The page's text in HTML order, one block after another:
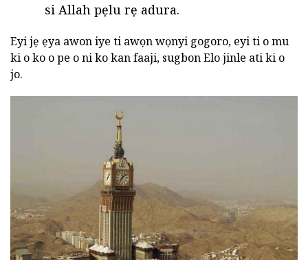
si Allah pẹlu rẹ adura.
Eyi jẹ ẹya awon iye ti awọn wọnyi gogoro, eyi ti o mu
ki o ko o pe o ni ko kan faaji, sugbon Elo jinle ati ki o
jo.